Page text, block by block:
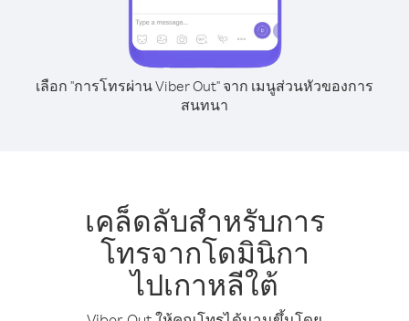
เลือก "การโทรผ่าน Viber Out" จาก เมนูส่วนหัวของการ
สนทนา
เคล็ดลับสำหรับการ
โทรจากโดมินิกา
ไปเกาหลีใต้